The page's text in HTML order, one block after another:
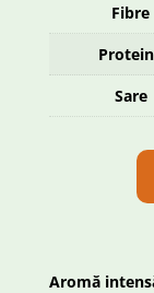
Fibre
Sare
Aromă